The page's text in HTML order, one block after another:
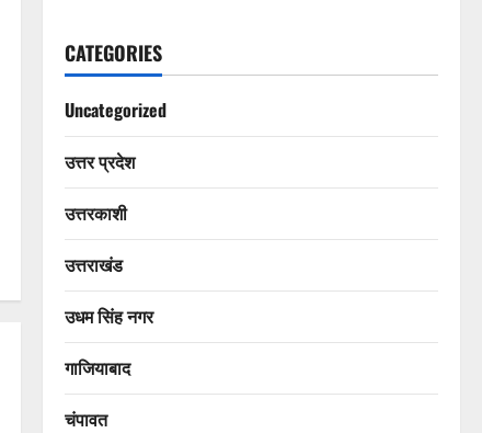
CATEGORIES
Uncategorized
उत्तर प्रदेश
उत्तरकाशी
उत्तराखंड
उधम सिंह नगर
गाजियाबाद
चंपावत